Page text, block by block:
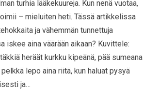
turhia lääkekuureja. Kun nenä vuotaa,
– mieluiten heti. Tässä artikkelissa
ja vähemmän tunnettuja
aina väärään aikaan? Kuvittele:
heräät kurkku kipeänä, pää sumeana
lepo aina riitä, kun haluat pysyä
ja…